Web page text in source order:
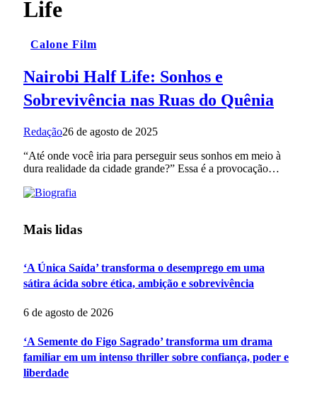
Life
Calone Film
Nairobi Half Life: Sonhos e
Sobrevivência nas Ruas do Quênia
Redação26 de agosto de 2025
“Até onde você iria para perseguir seus sonhos em meio à
dura realidade da cidade grande?” Essa é a provocação…
Mais lidas
‘A Única Saída’ transforma o desemprego em uma
sátira ácida sobre ética, ambição e sobrevivência
6 de agosto de 2026
‘A Semente do Figo Sagrado’ transforma um drama
familiar em um intenso thriller sobre confiança, poder e
liberdade